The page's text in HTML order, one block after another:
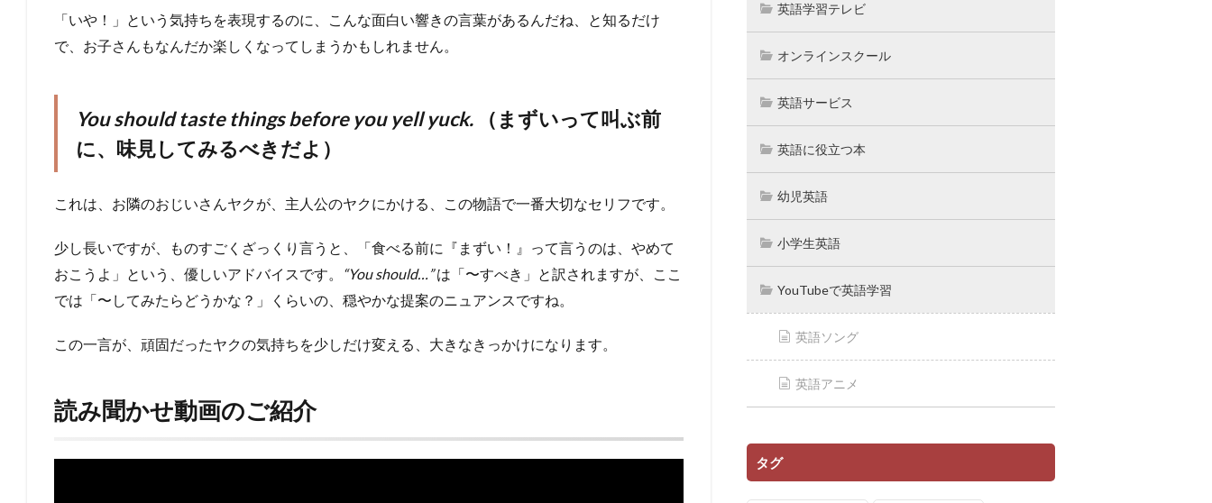
「いや！」という気持ちを表現するのに、こんな面白い響きの言葉があるんだね、と知るだけ
で、お子さんもなんだか楽しくなってしまうかもしれません。
You should taste things before you yell yuck. （まずいって叫ぶ前
に、味見してみるべきだよ）
これは、お隣のおじいさんヤクが、主人公のヤクにかける、この物語で一番大切なセリフです。
少し長いですが、ものすごくざっくり言うと、「食べる前に『まずい！』って言うのは、やめて
おこうよ」という、優しいアドバイスです。
“You should…”は「〜すべき」と訳されますが、ここ
では「〜してみたらどうかな？」くらいの、穏やかな提案のニュアンスですね。
この一言が、頑固だったヤクの気持ちを少しだけ変える、大きなきっかけになります。
読み聞かせ動画のご紹介
英語学習テレビ
オンラインスクール
英語サービス
英語に役立つ本
幼児英語
小学生英語
YouTubeで英語学習
英語ソング
英語アニメ
タグ